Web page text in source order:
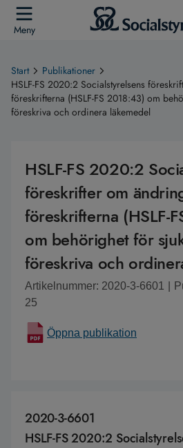
Meny
Start
Publikationer
HSLF-FS 2020:2 Socialstyrelsens
föreskrifterna (HSLF-FS 2018:43) om
föreskriva och ordinera läkemedel
HSLF-FS 2020:2
föreskrifter om
föreskrifterna (HSLF-
om behörighet för
föreskriva och
Artikelnummer: 2020-3-6601
25
Öppna publikation
2020-3-6601
HSLF-FS 2020:2